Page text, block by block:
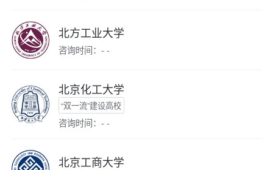
北方工业大学
咨询时间：- -
北京化工大学
“双一流”建设高校
咨询时间：- -
北京工商大学